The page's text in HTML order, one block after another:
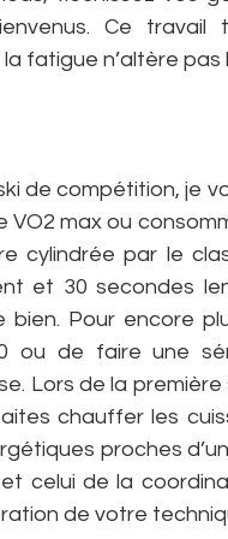
Ce
fatigue n’altère pas
de compétition, je
VO2 max ou
cylindrée par le
et 30 secondes
bien. Pour encore
ou de faire une
Lors de la
chauffer les
proches
celui de la
de votre